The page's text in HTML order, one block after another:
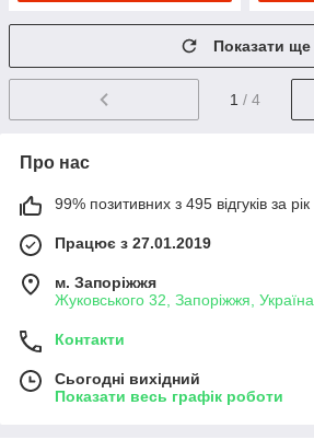
Показати ще
1 / 4
Про нас
99% позитивних з 495 відгуків за рік
Працює з 27.01.2019
м. Запоріжжя
Жуковського 32, Запоріжжя, Україна
Контакти
Сьогодні вихідний
Показати весь графік роботи